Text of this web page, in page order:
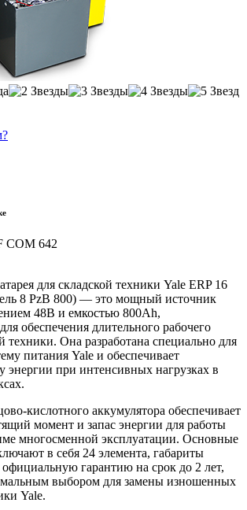
COM 642
для складской техники Yale ERP 16
8 PzB 800) — это мощный источник
48В и емкостью 800Ah,
обеспечения длительного рабочего
техники. Она разработана специально для
питания Yale и обеспечивает
энергии при интенсивных нагрузках в
кислотного аккумулятора обеспечивает
момент и запас энергии для работы
многосменной эксплуатации. Основные
в себя 24 элемента, габариты
гарантию на срок до 2 лет,
выбором для замены изношенных
Yale.